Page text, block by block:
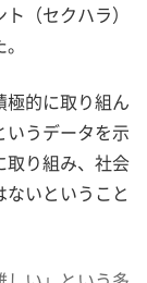
（セクハラ）
極的に取り組ん
うデータを示
取り組み、社会
いということ